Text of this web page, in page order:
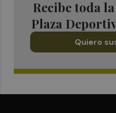
Recibe toda
Plaza
Quiero